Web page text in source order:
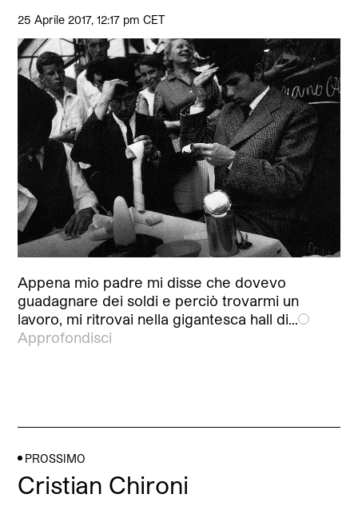
25 Aprile 2017, 12:17 pm CET
Appena mio padre mi disse che dovevo
guadagnare dei soldi e perciò trovarmi un
lavoro, mi ritrovai nella gigantesca hall di…
Approfondisci
PROSSIMO
Cristian Chironi